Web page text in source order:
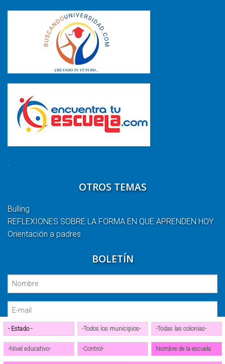
.
OTROS TEMAS
Bulling
REFLEXIONES SOBRE LA FORMA EN QUE APRENDEN HOY
Orientación a padres
BOLETÍN
Suscribirse